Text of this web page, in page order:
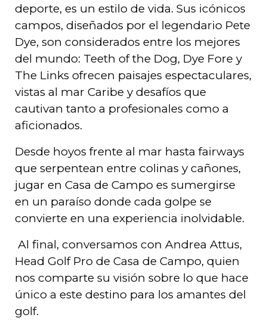
deporte, es un estilo de vida. Sus icónicos
campos, diseñados por el legendario Pete
Dye, son considerados entre los mejores
del mundo: Teeth of the Dog, Dye Fore y
The Links ofrecen paisajes espectaculares,
vistas al mar Caribe y desafíos que
cautivan tanto a profesionales como a
aficionados.
Desde hoyos frente al mar hasta fairways
que serpentean entre colinas y cañones,
jugar en Casa de Campo es sumergirse
en un paraíso donde cada golpe se
convierte en una experiencia inolvidable.
Al final, conversamos con Andrea Attus,
Head Golf Pro de Casa de Campo, quien
nos comparte su visión sobre lo que hace
único a este destino para los amantes del
golf.